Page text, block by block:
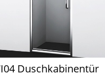
Duschkabinentür